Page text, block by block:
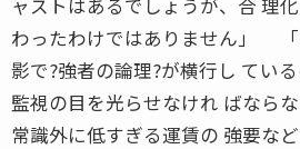
わったわけではありません」
影で?強者の論理?が横行し てい
監視の目を光らせなけれ ばならな
常識外に低すぎる運賃の 強要な